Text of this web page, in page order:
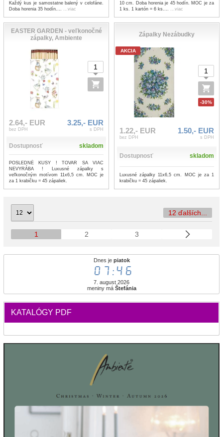
Dnes je piatok
07:46
7. august 2026
meniny má Štefánia
KATALÓGY PDF
Každý kus je samostatne balený v celofáne.
Doba horenia 35 hodín.... ...viac
10 cm. Doba horenia je 45 hodín. MOC je za
1 ks. 1 kartón = 6 ks.... ...viac
EASTER GARDEN - veľkonočné
zápalky, Ambiente
2.64,- EUR
bez DPH
3.25,- EUR
s DPH
Dostupnosť skladom
POSLEDNÉ KUSY ! TOVAR SA VIAC
NEVYRÁBA ! Luxusné zápalky s
veľkonočným motívom 11x6,5 cm. MOC je
za 1 krabičku = 45 zápaliek.
Zápalky Nezábudky
AKCIA
-30%
1.22,- EUR
bez DPH
1.50,- EUR
s DPH
Dostupnosť skladom
Luxusné zápalky 11x6,5 cm. MOC je za 1
krabičku = 45 zápaliek.
12 ďalších...
1 2 3